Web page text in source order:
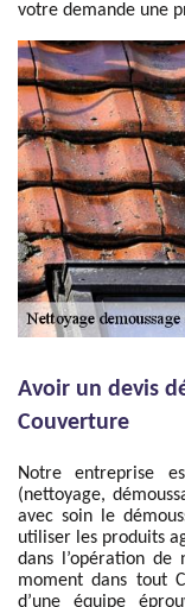
votre demande une
Avoir un devis
Couverture
Notre entreprise
(nettoyage,
avec soin le
utiliser les produits
dans l’opération
moment dans tout
d’une équipe